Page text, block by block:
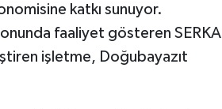
katkı sunuyor.
faaliyet gösteren SERKA
işletme, Doğubayazıt